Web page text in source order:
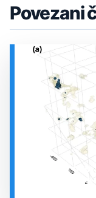
Povezani
Prostor oko
otkrila plin